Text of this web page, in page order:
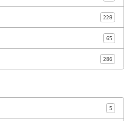
228
65
286
5